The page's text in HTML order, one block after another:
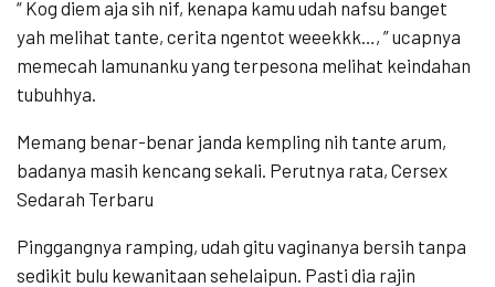
“ Kog diem aja sih nif, kenapa kamu udah nafsu banget
yah melihat tante, cerita ngentot weeekkk…, ” ucapnya
memecah lamunanku yang terpesona melihat keindahan
tubuhhya.
Memang benar-benar janda kempling nih tante arum,
badanya masih kencang sekali. Perutnya rata, Cersex
Sedarah Terbaru
Pinggangnya ramping, udah gitu vaginanya bersih tanpa
sedikit bulu kewanitaan sehelaipun. Pasti dia rajin